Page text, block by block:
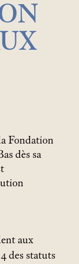
Fondation
dès sa
aux
des statuts